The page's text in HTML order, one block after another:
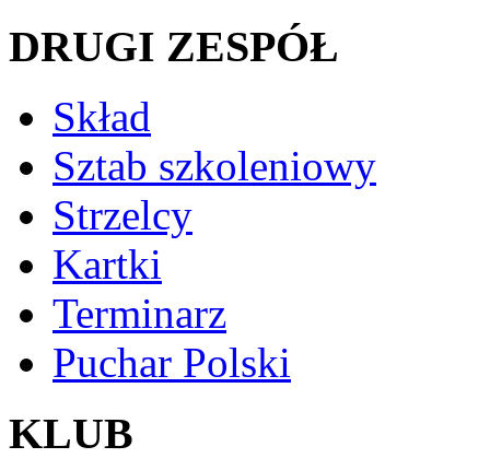
DRUGI ZESPÓŁ
Skład
Sztab szkoleniowy
Strzelcy
Kartki
Terminarz
Puchar Polski
KLUB